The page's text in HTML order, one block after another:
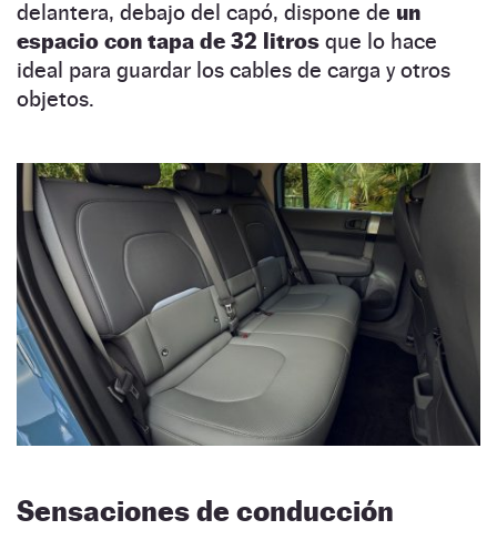
delantera, debajo del capó, dispone de un
espacio con tapa de 32 litros que lo hace
ideal para guardar los cables de carga y otros
objetos.
Sensaciones de conducción